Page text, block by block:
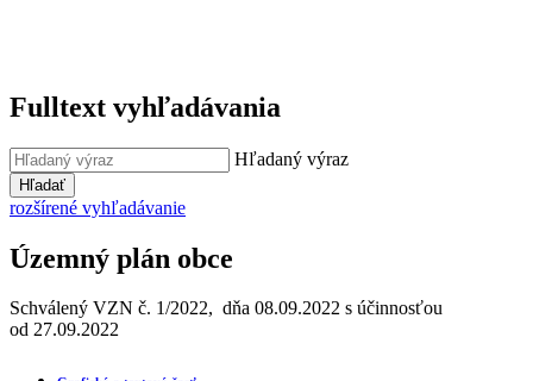
Fulltext vyhľadávania
Hľadaný výraz
Hľadať
rozšírené vyhľadávanie
Územný plán obce
Schválený VZN č. 1/2022, dňa 08.09.2022 s účinnosťou
od 27.09.2022